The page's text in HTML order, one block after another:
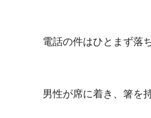
電話の件はひとまず落
男性が席に着き、箸を